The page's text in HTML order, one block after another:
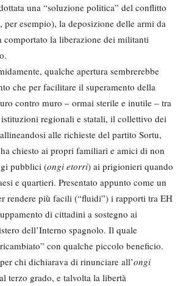
una “soluzione politica” del conflitto
per esempio), la deposizione delle armi da
comportato la liberazione dei militanti
qualche apertura sembrerebbe
che per facilitare il superamento della
contro muro – ormai sterile e inutile – tra
regionali e statali, il collettivo dei
alle richieste del partito Sortu,
chiesto ai propri familiari e amici di non
pubblici (ongi etorri) ai prigionieri quando
e quartieri. Presentato appunto come un
rendere più facili (“fluidi”) i rapporti tra EH
di cittadini a sostegno ai
dell’Interno spagnolo. Il quale
con qualche piccolo beneficio.
chi dichiarava di rinunciare all’ongi
terzo grado, e talvolta la libertà